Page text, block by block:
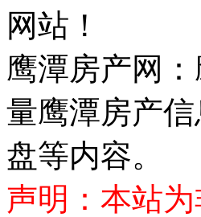
网站！
鹰潭房产网
量鹰潭房产
盘等内容。
声明：本站